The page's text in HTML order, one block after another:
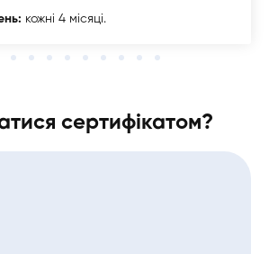
кожні 4 місяці.
сертифікатом?